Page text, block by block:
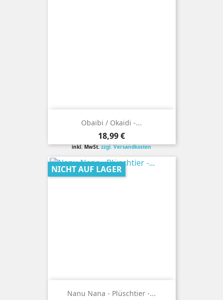
Obaibi / Okaidi -...
Preis
18,99 €
inkl. MwSt.zzgl. Versandkosten
Nanu Nana - Plüschtier -...
NICHT AUF LAGER